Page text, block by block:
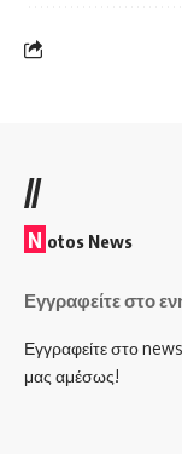
//
N otos News
Εγγραφείτε στο
Εγγραφείτε στο
μας αμέσως!